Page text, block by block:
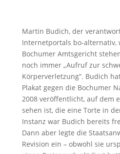
Martin Budich, der
Internetportals bo-alternativ,
Bochumer Amtsgericht
noch immer „Aufruf zur
Körperverletzung“. Budich
Plakat gegen die Bochumer
2008 veröffentlicht, auf dem
sehen ist, die eine Torte in
Instanz war Budich bereits
Dann aber legte die
Revision ein – obwohl sie